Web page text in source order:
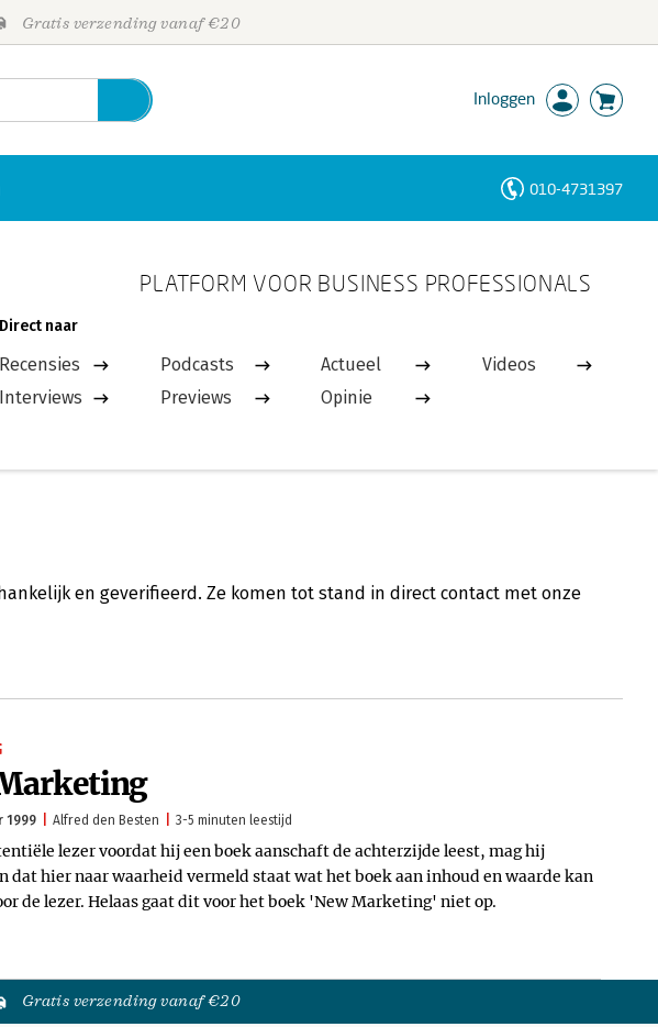
Gratis verzending vanaf €20
Inloggen
010-4731397
PLATFORM VOOR BUSINESS PROFESSIONALS
Direct naar
Recensies
Interviews
Podcasts
Previews
Actueel
Opinie
Videos
en geverifieerd. Ze komen tot stand in direct contact met onze
1999 Alfred den Besten 3-5 minuten leestijd
lezer voordat hij een boek aanschaft de achterzijde leest, mag hij
dat hier naar waarheid vermeld staat wat het boek aan inhoud en waarde kan
de lezer. Helaas gaat dit voor het boek 'New Marketing' niet op.
Gratis verzending vanaf €20
Personen
Trefwoorden